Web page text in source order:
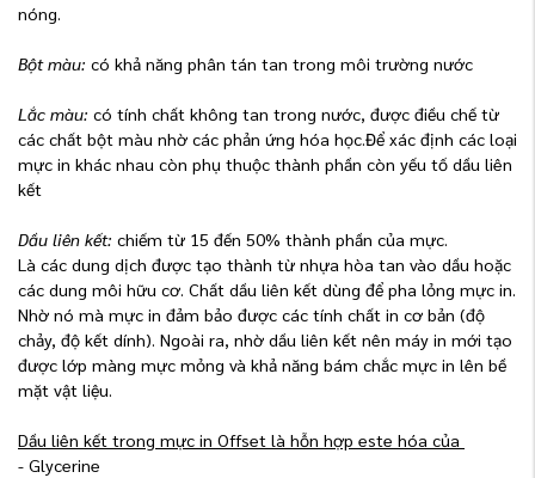
nóng.
Bột màu: có khả năng phân tán tan trong môi trường nước
Lắc màu: có tính chất không tan trong nước, được điều chế từ
các chất bột màu nhờ các phản ứng hóa học.Để xác định các loại
mực in khác nhau còn phụ thuộc thành phần còn yếu tố dầu liên
kết
Dầu liên kết: chiếm từ 15 đến 50% thành phần của mực.
Là các dung dịch được tạo thành từ nhựa hòa tan vào dầu hoặc
các dung môi hữu cơ. Chất dầu liên kết dùng để pha lỏng mực in.
Nhờ nó mà mực in đảm bảo được các tính chất in cơ bản (độ
chảy, độ kết dính). Ngoài ra, nhờ dầu liên kết nên máy in mới tạo
được lớp màng mực mỏng và khả năng bám chắc mực in lên bề
mặt vật liệu.
Dầu liên kết trong mực in Offset là hỗn hợp este hóa của
- Glycerine